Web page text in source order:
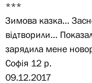
***
Зимова казка…
відтворили…
зарядила мене
Софія 12 р.
09.12.2017